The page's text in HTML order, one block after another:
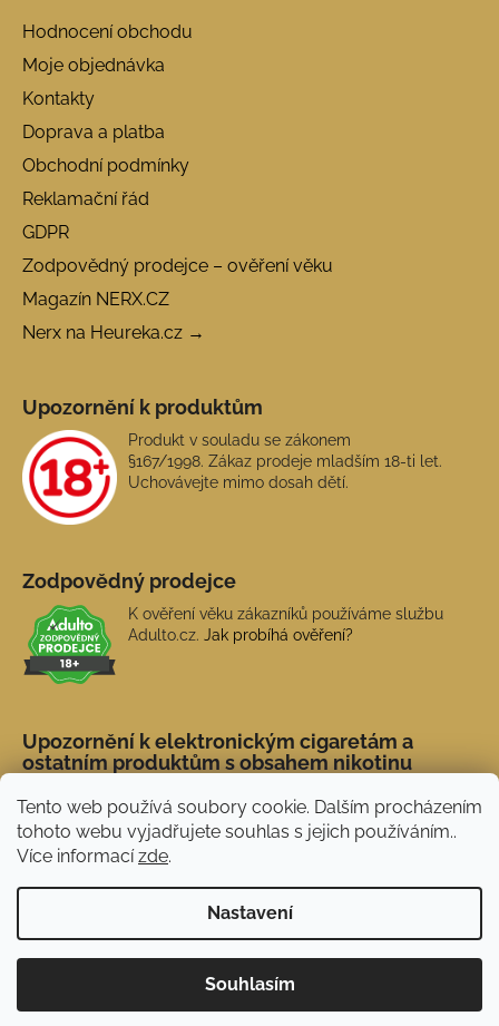
Tento web používá soubory cookie. Dalším procházením
tohoto webu vyjadřujete souhlas s jejich používáním..
Více informacízde.
Nastavení
Souhlasím
Novinka: Akční doprava s PPL od 45 Kč. Při
nákupu nad 1 500 Kč doprava ZDARMA.
Hodnocení obchodu
Moje objednávka
Kontakty
Doprava a platba
Obchodní podmínky
Reklamační řád
GDPR
Zodpovědný prodejce – ověření věku
Magazín NERX.CZ
Nerx na Heureka.cz →
Upozornění k produktům
Produkt v souladu se zákonem
§167/1998. Zákaz prodeje mladším 18-ti let.
Uchovávejte mimo dosah dětí.
Zodpovědný prodejce
K ověření věku zákazníků používáme službu
Adulto.cz. Jak probíhá ověření?
Upozornění k elektronickým cigaretám a
ostatním produktům s obsahem nikotinu
Vytvořil Shoptet
NERX.CZ. Všechna práva vyhrazena.